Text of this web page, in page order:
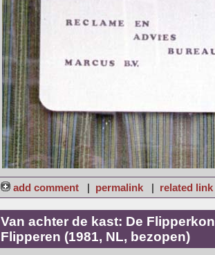
add comment | permalink | related link
Van achter de kast: De
Flipperen (1981, NL, bezopen)